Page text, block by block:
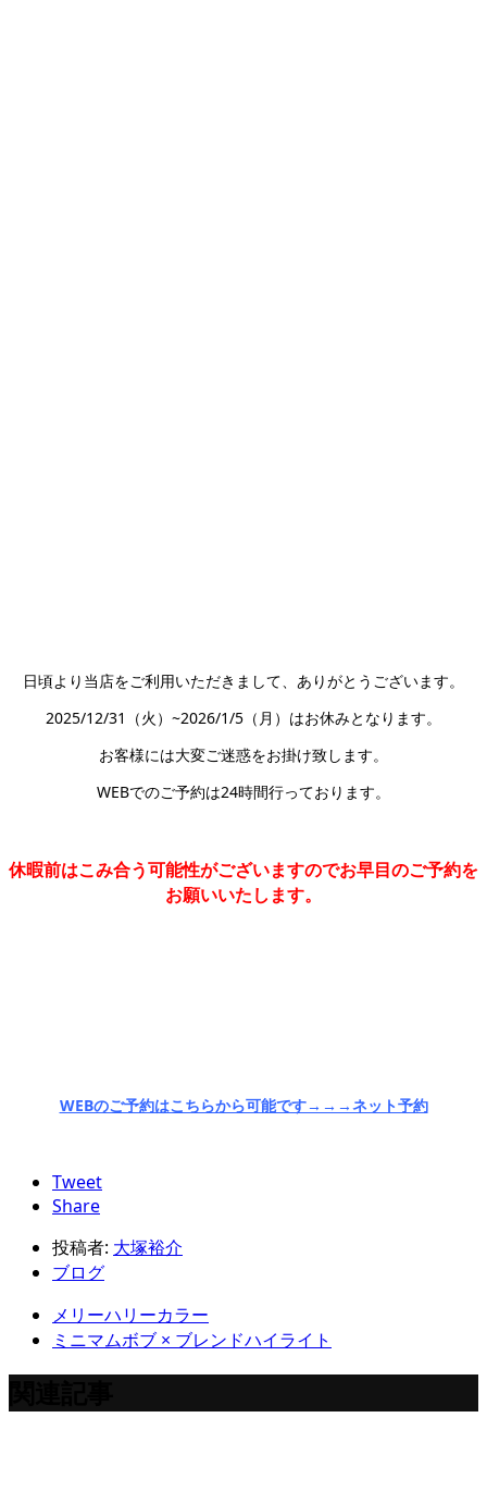
日頃より当店をご利用いただきまして、ありがとうございます。
2025/12/31（火）~2026/1/5（月）はお休みとなります。
お客様には大変ご迷惑をお掛け致します。
WEBでのご予約は24時間行っております。
休暇前はこみ合う可能性がございますのでお早目のご予約を
お願いいたします。
WEBのご予約はこちらから可能です→→→ネット予約
Tweet
Share
投稿者: 大塚裕介
ブログ
メリーハリーカラー
ミニマムボブ × ブレンドハイライト